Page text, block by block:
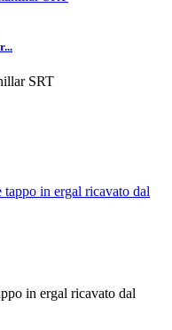
SRT
in ergal ricavato dal